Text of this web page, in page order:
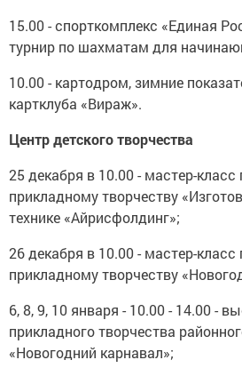
15.00 - спорткомплекс «Единая
турнир по шахматам для
10.00 - картодром, зимние
картклуба «Вираж».
Центр детского творчества
25 декабря в 10.00 - мастер-класс
прикладному творчеству
технике «Айрисфолдинг»;
26 декабря в 10.00 - мастер-класс
прикладному творчеству
6, 8, 9, 10 января - 10.00 - 14.00 -
прикладного творчества
«Новогодний карнавал»;